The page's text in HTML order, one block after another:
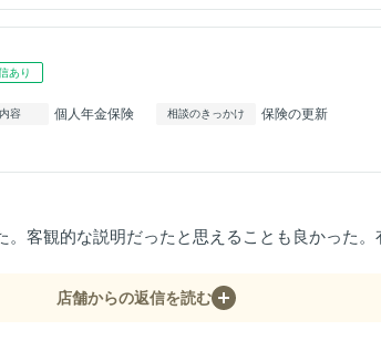
あり
容 個人年金保険 相談のきっかけ 保険の更新
客観的な説明だったと思えることも良かった。
店舗からの返信を読む